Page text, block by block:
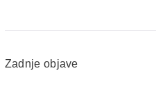
Zadnje objave